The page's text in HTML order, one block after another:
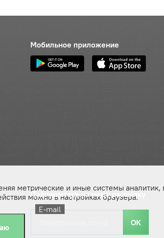
Мобильное приложение
Подпишитесь на нашу рассылку
E-mail
ОК
метрические и иные системы аналитик,
можно в настройках браузера.